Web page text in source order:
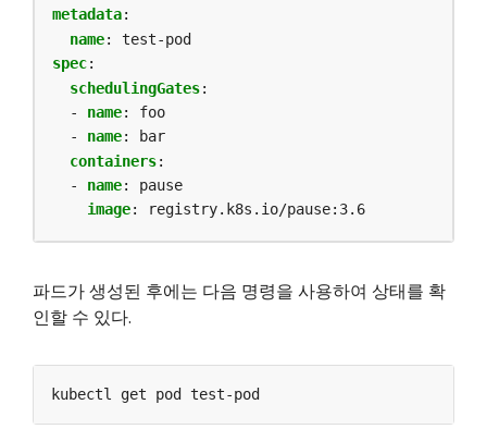
metadata:
name:
test-pod
spec:
schedulingGates:
- name:
foo
- name:
bar
containers:
- name:
pause
image: registry.k8s.io/pause:3.6
파드가 생성된 후에는 다음 명령을 사용하여 상태를 확
인할 수 있다.